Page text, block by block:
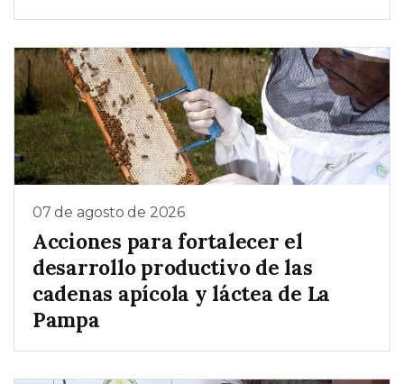
07 de agosto de 2026
Acciones para fortalecer el
desarrollo productivo de las
cadenas apícola y láctea de La
Pampa